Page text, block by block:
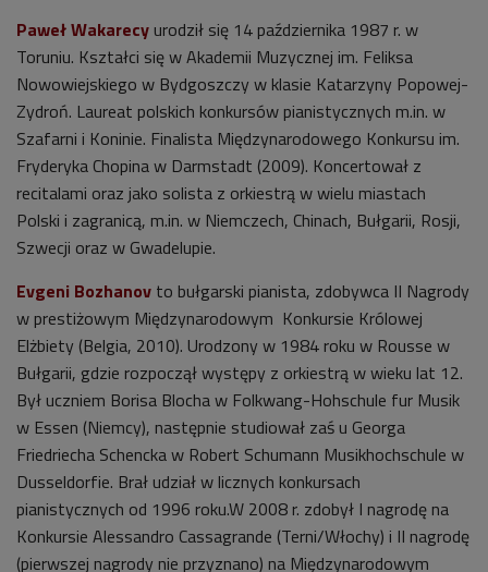
Paweł Wakarecy urodził się 14 października 1987 r. w
Toruniu. Kształci się w Akademii Muzycznej im. Feliksa
Nowowiejskiego w Bydgoszczy w klasie Katarzyny Popowej-
Zydroń. Laureat polskich konkursów pianistycznych m.in. w
Szafarni i Koninie. Finalista Międzynarodowego Konkursu im.
Fryderyka Chopina w Darmstadt (2009). Koncertował z
recitalami oraz jako solista z orkiestrą w wielu miastach
Polski i zagranicą, m.in. w Niemczech, Chinach, Bułgarii, Rosji,
Szwecji oraz w Gwadelupie.
Evgeni Bozhanov to bułgarski pianista, zdobywca II Nagrody
w prestiżowym Międzynarodowym Konkursie Królowej
Elżbiety (Belgia, 2010). Urodzony w 1984 roku w Rousse w
Bułgarii, gdzie rozpoczął występy z orkiestrą w wieku lat 12.
Był uczniem Borisa Blocha w Folkwang-Hohschule fur Musik
w Essen (Niemcy), następnie studiował zaś u Georga
Friedriecha Schencka w Robert Schumann Musikhochschule w
Dusseldorfie. Brał udział w licznych konkursach
pianistycznych od 1996 roku.W 2008 r. zdobył I nagrodę na
Konkursie Alessandro Cassagrande (Terni/Włochy) i II nagrodę
(pierwszej nagrody nie przyznano) na Międzynarodowym